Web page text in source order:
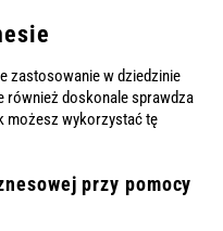
zastosowanie w dziedzinie
również doskonale sprawdza
możesz wykorzystać tę
przy pomocy